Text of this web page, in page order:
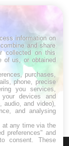
des
latérale
information on
and share
collected on this
of us, or obtained
purchases,
phone, precise
you services,
devices and
and video),
and analysing
at any time via the
preferences" and
consent. These